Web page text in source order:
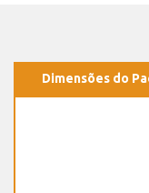
Dimensões do